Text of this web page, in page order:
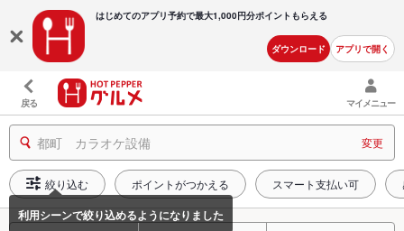
はじめてのアプリ予約で最大1,000円分ポイントもらえる
ダウンロード アプリで開く
戻る マイメニュー
都町 カラオケ設備 変更
絞り込む ポイントがつかえる スマート支払い可